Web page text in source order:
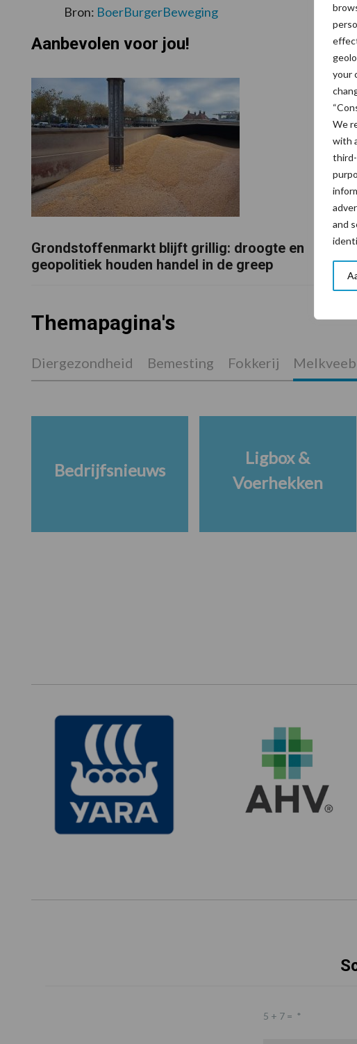
your
We
with
and
Bron: BoerBurgerBeweging
Aanbevolen voor jou!
Grondstoffenmarkt blijft grillig: droogte en
geopolitiek houden handel in de greep
De
Themapagina's
Diergezondheid Bemesting Fokkerij
Bedrijfsnieuws
Ligbox &
Voerhekken
5 + 7 = *